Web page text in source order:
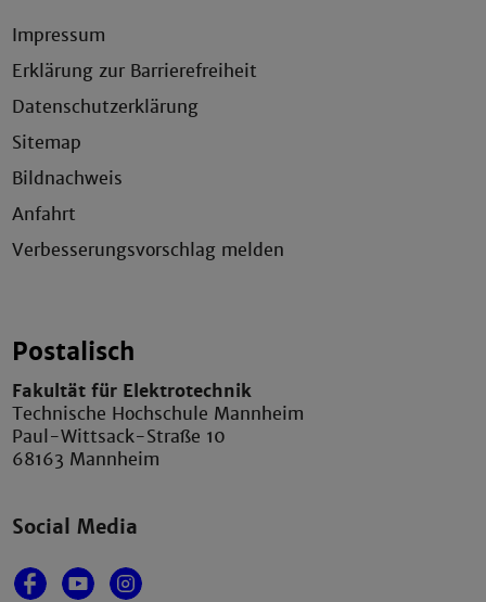
Impressum
Erklärung zur Barrierefreiheit
Datenschutzerklärung
Sitemap
Bildnachweis
Anfahrt
Verbesserungsvorschlag melden
Postalisch
Fakultät für Elektrotechnik
Technische Hochschule Mannheim
Paul-Wittsack-Straße 10
68163 Mannheim
Social Media